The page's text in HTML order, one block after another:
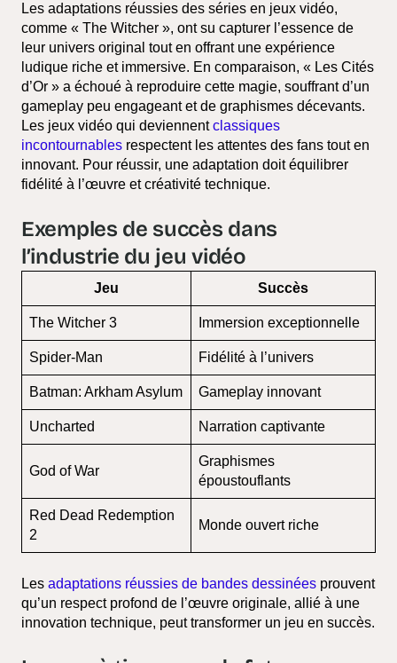
Les adaptations réussies des séries en jeux vidéo,
comme « The Witcher », ont su capturer l’essence de
leur univers original tout en offrant une expérience
ludique riche et immersive. En comparaison, « Les Cités
d’Or » a échoué à reproduire cette magie, souffrant d’un
gameplay peu engageant et de graphismes décevants.
Les jeux vidéo qui deviennentclassiques
incontournables respectent les attentes des fans tout en
innovant. Pour réussir, une adaptation doit équilibrer
fidélité à l’œuvre et créativité technique.
Exemples de succès dans
l’industrie du jeu vidéo
Jeu Succès
The Witcher 3 Immersion exceptionnelle
Spider-Man Fidélité à l’univers
Batman: Arkham Asylum Gameplay innovant
Uncharted Narration captivante
God of War
Graphismes
époustouflants
Red Dead Redemption
2
Monde ouvert riche
Les adaptations réussies de bandes dessinées prouvent
qu’un respect profond de l’œuvre originale, allié à une
innovation technique, peut transformer un jeu en succès.